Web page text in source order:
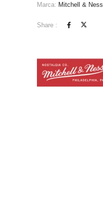
Marca: Mitchell & Ness
Share :